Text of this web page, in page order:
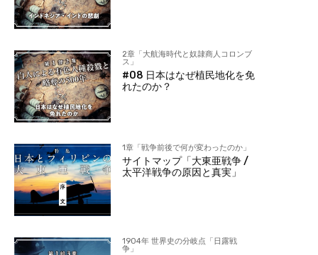
2章「大航海時代と奴隷商人コロンブ
ス」
#08 日本はなぜ植民地化を免
れたのか？
1章「戦争前後で何が変わったのか」
サイトマップ「大東亜戦争 /
太平洋戦争の原因と真実」
1904年 世界史の分岐点「日露戦
争」